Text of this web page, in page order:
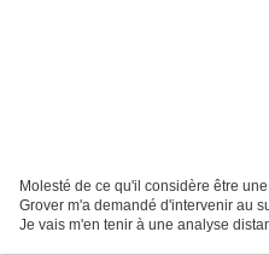
Molesté de ce qu'il considère être
Grover m'a demandé d'intervenir au
Je vais m'en tenir à une analyse